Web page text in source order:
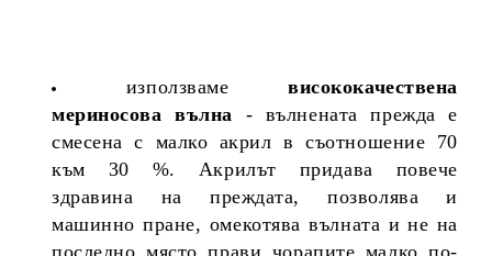
използвамевисококачествена
мериносова вълна
- вълнената прежда е
смесена с малко акрил в съотношение 70
към 30 %. Акрилът придава повече
здравина на преждата, позволява и
машинно пране, омекотява вълната и не на
последно място прави чорапите малко по-